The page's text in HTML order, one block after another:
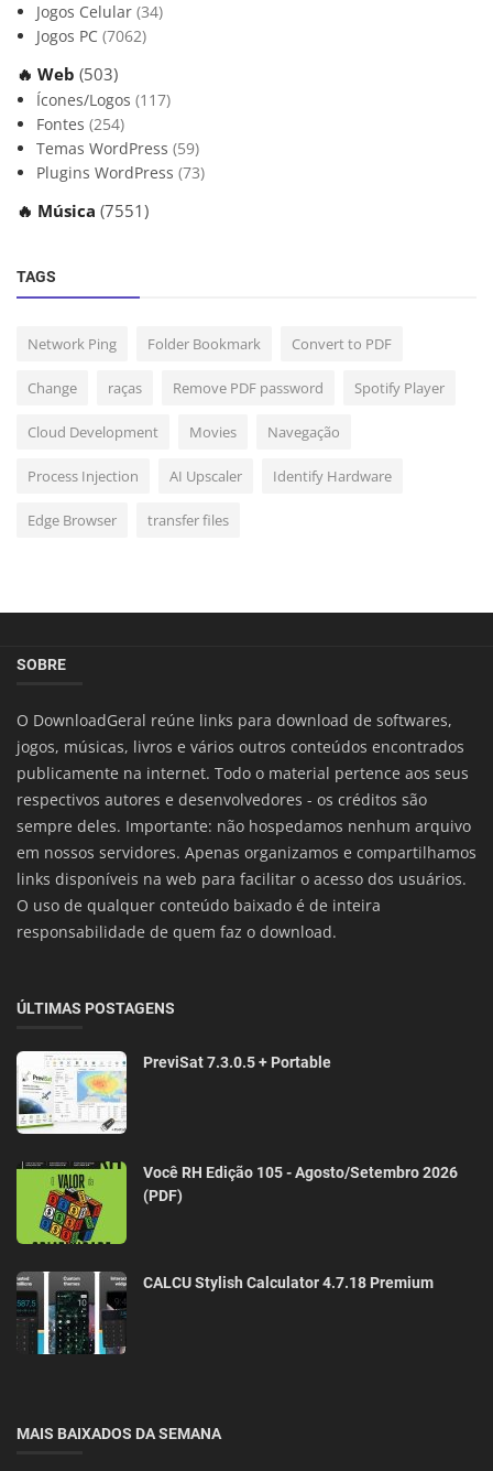
Jogos Celular (34)
Jogos PC (7062)
🔥 Web (503)
Ícones/Logos (117)
Fontes (254)
Temas WordPress (59)
Plugins WordPress (73)
🔥 Música (7551)
TAGS
Network Ping Folder Bookmark Convert to PDF
Change raças Remove PDF password Spotify Player
Cloud Development Movies Navegação
Process Injection AI Upscaler Identify Hardware
Edge Browser transfer files
SOBRE
O DownloadGeral reúne links para download de softwares,
jogos, músicas, livros e vários outros conteúdos encontrados
publicamente na internet. Todo o material pertence aos seus
respectivos autores e desenvolvedores - os créditos são
sempre deles. Importante: não hospedamos nenhum arquivo
em nossos servidores. Apenas organizamos e compartilhamos
links disponíveis na web para facilitar o acesso dos usuários.
O uso de qualquer conteúdo baixado é de inteira
responsabilidade de quem faz o download.
ÚLTIMAS POSTAGENS
PreviSat 7.3.0.5 + Portable
Você RH Edição 105 - Agosto/Setembro 2026
(PDF)
CALCU Stylish Calculator 4.7.18 Premium
MAIS BAIXADOS DA SEMANA